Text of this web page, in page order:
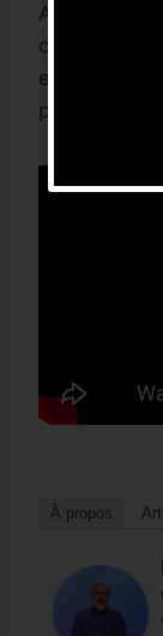
Accédez
complète et
essentielles
performante.
À propos